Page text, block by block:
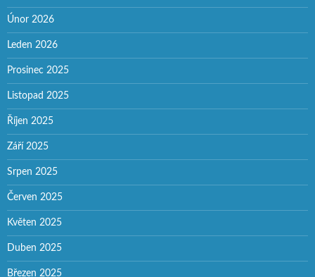
Únor 2026
Leden 2026
Prosinec 2025
Listopad 2025
Říjen 2025
Září 2025
Srpen 2025
Červen 2025
Květen 2025
Duben 2025
Březen 2025